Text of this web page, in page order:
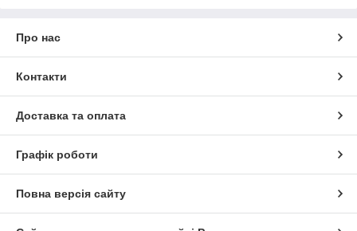
Про нас
Контакти
Доставка та оплата
Графік роботи
Повна версія сайту